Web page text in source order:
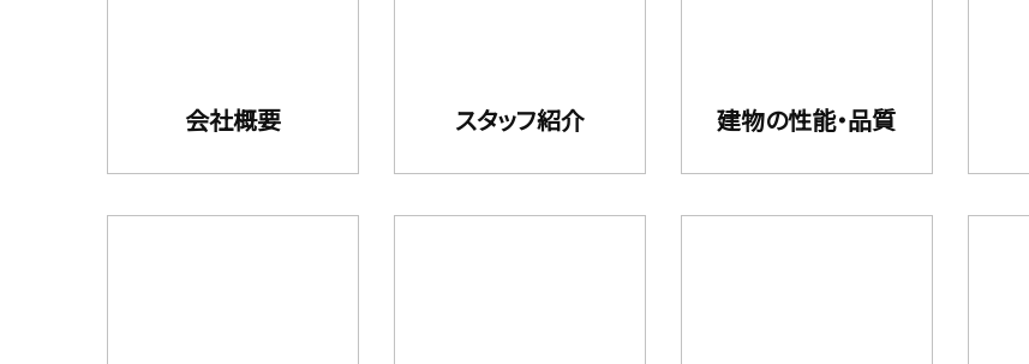
会社概要 スタッフ紹介 建物の性能・品質